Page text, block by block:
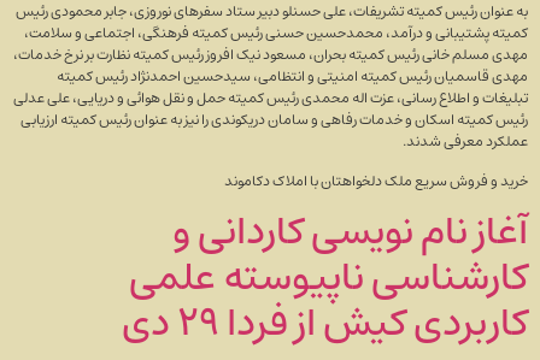
به عنوان رئیس کمیته تشریفات، علی حسنلو دبیر ستاد سفر‌های نوروزی، جابر محمودی رئیس
کمیته پشتیبانی و درآمد، محمدحسین حسنی رئیس کمیته فرهنگی، اجتماعی و سلامت،
مهدی مسلم خانی رئیس کمیته بحران، مسعود نیک افروز رئیس کمیته نظارت بر نرخ خدمات،
مهدی قاسمیان رئیس کمیته امنیتی و انتظامی، سیدحسین احمدنژاد رئیس کمیته
تبلیغات و اطلاع رسانی، عزت اله محمدی رئیس کمیته حمل و نقل هوائی و دریایی، علی عدلی
رئیس کمیته اسکان و خدمات رفاهی و سامان دریکوندی را نیز به عنوان رئیس کمیته ارزیابی
عملکرد معرفی شدند.
خرید و فروش سریع ملک دلخواهتان با املاک دکاموند
آغاز نام نویسی کاردانی و
کارشناسی ناپیوسته علمی
کاربردی کیش از فردا ۲۹ دی